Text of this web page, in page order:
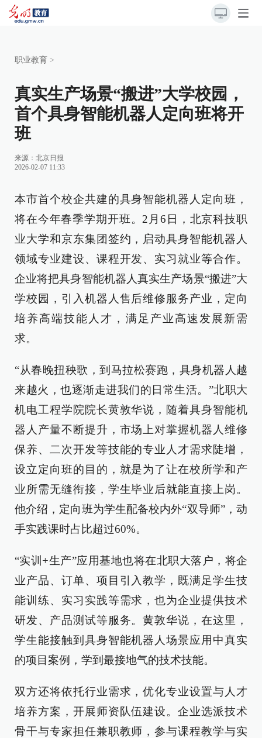
职业教育 >
真实生产场景“搬进”大学校园，
首个具身智能机器人定向班将开
班
来源： 北京日报
2026-02-07 11:33
本市首个校企共建的具身智能机器人定向班，
将在今年春季学期开班。2月6日，北京科技职
业大学和京东集团签约，启动具身智能机器人
领域专业建设、课程开发、实习就业等合作。
企业将把具身智能机器人真实生产场景“搬进”大
学校园，引入机器人售后维修服务产业，定向
培养高端技能人才，满足产业高速发展新需
求。
“从春晚扭秧歌，到马拉松赛跑，具身机器人越
来越火，也逐渐走进我们的日常生活。”北职大
机电工程学院院长黄敦华说，随着具身智能机
器人产量不断提升，市场上对掌握机器人维修
保养、二次开发等技能的专业人才需求陡增，
设立定向班的目的，就是为了让在校所学和产
业所需无缝衔接，学生毕业后就能直接上岗。
他介绍，定向班为学生配备校内外“双导师”，动
手实践课时占比超过60%。
“实训+生产”应用基地也将在北职大落户，将企
业产品、订单、项目引入教学，既满足学生技
能训练、实习实践等需求，也为企业提供技术
研发、产品测试等服务。黄敦华说，在这里，
学生能接触到具身智能机器人场景应用中真实
的项目案例，学到最接地气的技术技能。
双方还将依托行业需求，优化专业设置与人才
培养方案，开展师资队伍建设。企业选派技术
骨干与专家担任兼职教师，参与课程教学与实